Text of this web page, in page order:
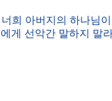
희 아버지의 하나님
게 선악간 말하지 말